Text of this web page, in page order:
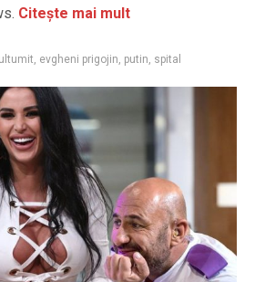
Citește mai mult
evgheni prigojin putin spital